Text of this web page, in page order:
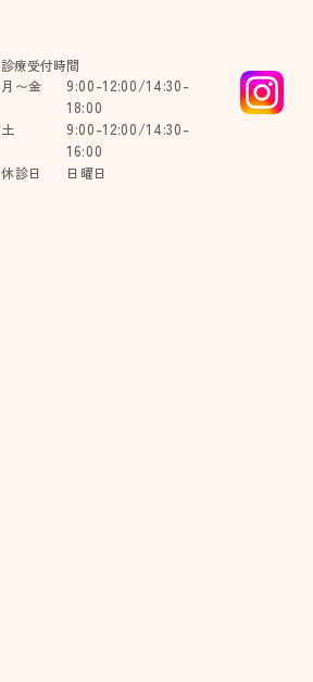
診療受付時間
月〜金
9:00-12:00/14:30-
18:00
土
9:00-12:00/14:30-
16:00
休診日 日曜日